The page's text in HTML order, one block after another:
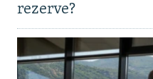
rezerve?